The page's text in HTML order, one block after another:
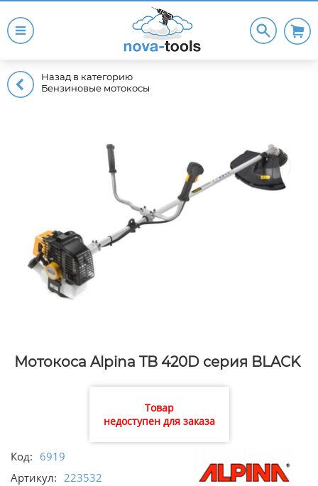
Назад в категорию
Бензиновые мотокосы
Мотокоса Alpina TB 420D серия BLACK
Товар
недоступен для заказа
Код: 6919
Артикул: 223532